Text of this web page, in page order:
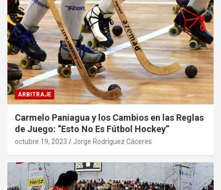
ARBITRAJE
Carmelo Paniagua y los Cambios en las Reglas
de Juego: “Esto No Es Fútbol Hockey”
octubre 19, 2023 Jorge Rodríguez Cáceres